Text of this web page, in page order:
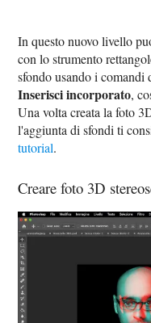
In questo nuovo livello
con lo strumento
sfondo usando i
Inserisci incorporato,
Una volta creata la foto
l'aggiunta di sfondi ti
tutorial.
Creare foto 3D